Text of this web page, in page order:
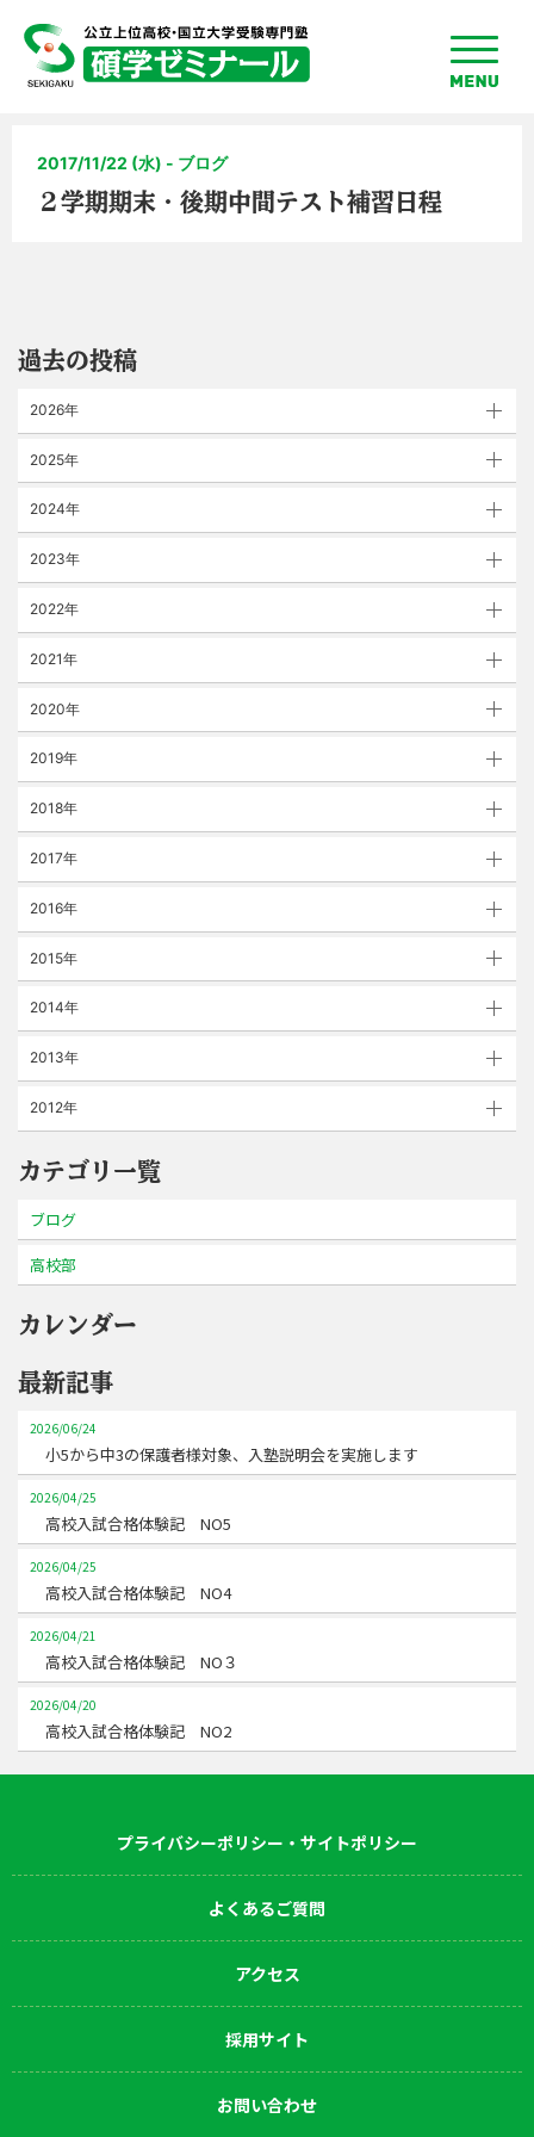
toggle
menu
2017/11/22 (水) - ブログ
２学期期末・後期中間テスト補習日程
過去の投稿
2026年
2025年
2024年
2023年
2022年
2021年
2020年
2019年
2018年
2017年
2016年
2015年
2014年
2013年
2012年
カテゴリ一覧
ブログ
高校部
カレンダー
最新記事
2026/06/24
小5から中3の保護者様対象、入塾説明会を実施します
2026/04/25
高校入試合格体験記 NO5
2026/04/25
高校入試合格体験記 NO4
2026/04/21
高校入試合格体験記 NO３
2026/04/20
高校入試合格体験記 NO2
プライバシーポリシー・サイトポリシー
よくあるご質問
アクセス
採用サイト
お問い合わせ